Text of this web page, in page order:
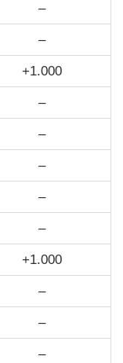
–
–
+1.000
–
–
–
–
–
+1.000
–
–
–